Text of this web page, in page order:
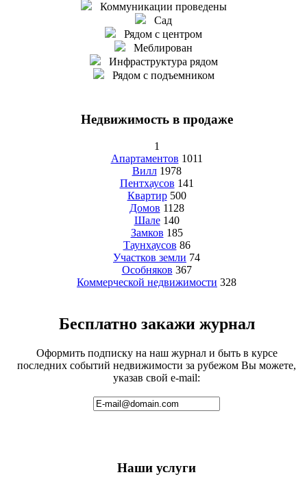
Коммуникации проведены
Сад
Рядом с центром
Меблирован
Инфраструктура рядом
Рядом с подъемником
Недвижимость в продаже
1
Апартаментов 1011
Вилл 1978
Пентхаусов 141
Квартир 500
Домов 1128
Шале 140
Замков 185
Таунхаусов 86
Участков земли 74
Особняков 367
Коммерческой недвижимости 328
Бесплатно закажи журнал
Оформить подписку на наш журнал и быть в курсе
последних событий недвижимости за рубежом Вы можете,
указав свой e-mail:
Наши услуги